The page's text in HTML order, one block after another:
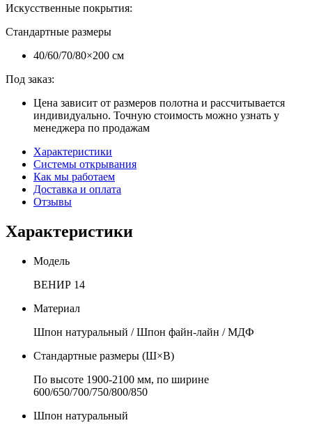
Искусственные покрытия:
Стандартные размеры
40/60/70/80×200 см
Под заказ:
Цена зависит от размеров полотна и рассчитывается
индивидуально. Точную стоимость можно узнать у
менеджера по продажам
Характеристики
Системы открывания
Как мы работаем
Доставка и оплата
Отзывы
Характеристики
Модель
ВЕНИР 14
Материал
Шпон натуральный / Шпон файн-лайн / МДФ
Стандартные размеры (Ш×В)
По высоте 1900-2100 мм, по ширине
600/650/700/750/800/850
Шпон натуральный